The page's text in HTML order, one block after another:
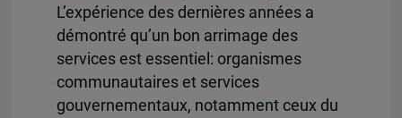
L’expérience des dernières années a
démontré qu’un bon arrimage des
services est essentiel: organismes
communautaires et services
gouvernementaux, notamment ceux du